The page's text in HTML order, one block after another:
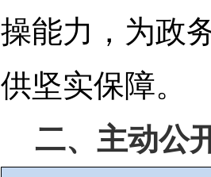
操能力，为政
供坚实保障。
二、主动公